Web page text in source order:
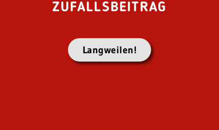
ZUFALLSBEITRAG
Langweilen!